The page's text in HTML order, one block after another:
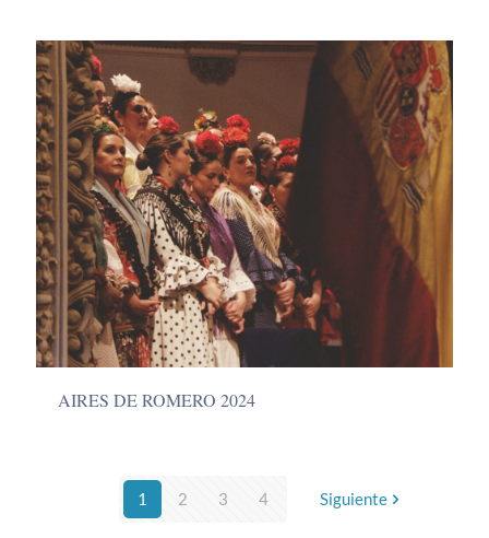
AIRES DE ROMERO 2024
1 2 3 4 Siguiente